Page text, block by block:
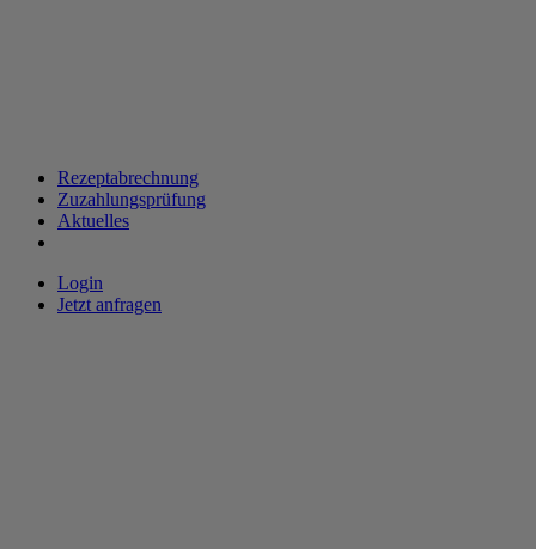
Rezeptabrechnung
Zuzahlungsprüfung
Aktuelles
Login
Jetzt anfragen